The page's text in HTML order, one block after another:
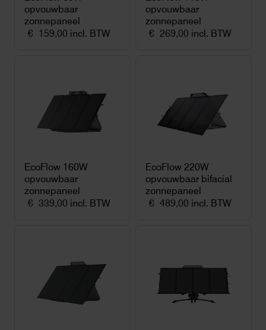
opvouwbaar
zonnepaneel
€ 159,00 incl. BTW
opvouwbaar
zonnepaneel
€ 269,00 incl. BTW
EcoFlow 160W
opvouwbaar
zonnepaneel
€ 339,00 incl. BTW
EcoFlow 220W
opvouwbaar bifacial
zonnepaneel
€ 489,00 incl. BTW